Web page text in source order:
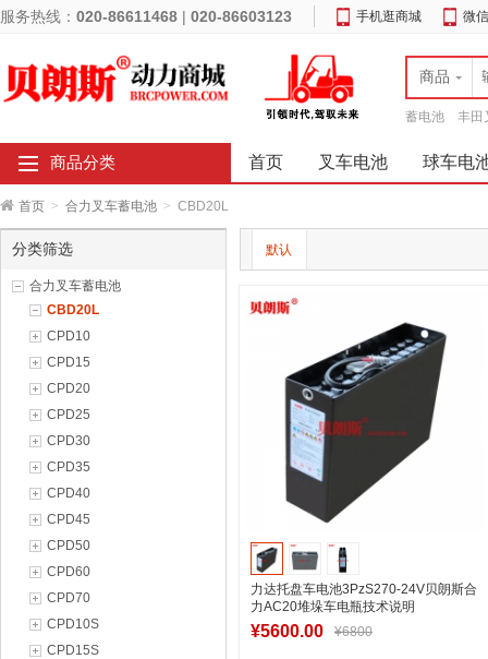
服务热线： 020-86611468 | 020-86603123 手机逛商城 微
商品
蓄电池 丰田
商品分类 首页 叉车电池 球车电
首页 > 合力叉车蓄电池 > CBD20L
分类筛选
合力叉车蓄电池
CBD20L
CPD10
CPD15
CPD20
CPD25
CPD30
CPD35
CPD40
CPD45
CPD50
CPD60
CPD70
CPD10S
CPD15S
默认
力达托盘车电池3PzS270-24V贝朗斯合
力AC20堆垛车电瓶技术说明
¥5600.00 ¥6800